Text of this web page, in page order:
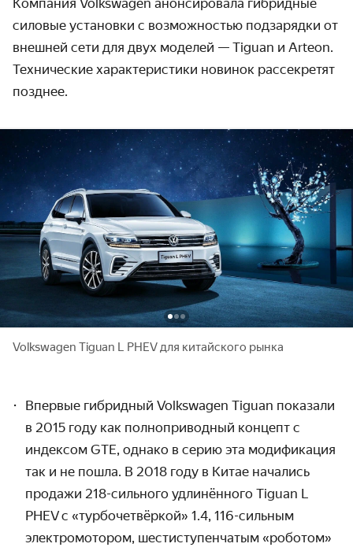
Компания Volkswagen анонсировала гибридные
силовые установки с возможностью подзарядки от
внешней сети для двух моделей — Tiguan и Arteon.
Технические характеристики новинок рассекретят
позднее.
Volkswagen Tiguan L PHEV для китайского рынка
Впервые гибридный Volkswagen Tiguan показали
в 2015 году как полноприводный концепт с
индексом GTE, однако в серию эта модификация
так и не пошла. В 2018 году в Китае начались
продажи 218-сильного удлинённого Tiguan L
PHEV с «турбочетвёркой» 1.4, 116-сильным
электромотором, шестиступенчатым «роботом»